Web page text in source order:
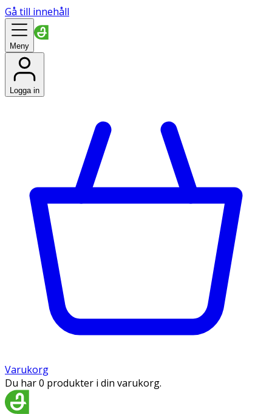
Gå till innehåll
Meny
Logga in
Varukorg
Du har 0 produkter i din varukorg.